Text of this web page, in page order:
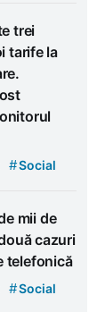
trei
tarife la
#Social
mii de
cazuri
telefonică
#Social